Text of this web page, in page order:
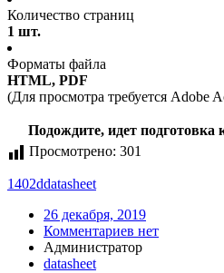
Количество страниц
1 шт.
Форматы файла
HTML, PDF
(Для просмотра требуется Adobe
Подождите, идет подготовка
Просмотрено: 301
1402ddatasheet
26 декабря, 2019
Комментариев нет
Администратор
datasheet